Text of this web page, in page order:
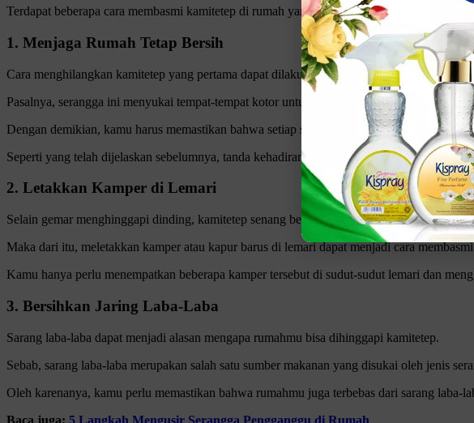
Terdapat beberapa cara membasmi kamitetep di rumah yang cukup sederhana dan bisa
1. Menjaga Rumah Tetap Bersih
Cara menghilangkan kamitetep yang pertama dapat dilakukan dengan menjaga rumah agar
Pasalnya, serangga ini menyukai tempat-tempat kotor untuk bersarang dan berkembang
Dengan demikian, kamu harus memastikan bahwa setiap sudut rumah terbebas dari debu
Seperti yang telah dijelaskan sebelumnya, tanda kehadiran kamitetep dapat kamu lihat di
2. Letakkan Kamper di Lemari
Selain gemar menghinggapi dinding, kamitetep senang bersembunyi pada tempat yang
Maka dari itu, meletakkan kamper atau kapur barus di lemari dapat menjadi cara
Kamu hanya perlu menempatkan beberapa kamper tersebut di sudut-sudut lemari dan
3. Bersihkan Jaring Laba-Laba
Sarang laba-laba dapat menjadi alasan mengapa rumahmu bisa dihinggapi kamitetep.
Sebab, sarang laba-laba merupakan salah satu sumber makanan yang disukai oleh jenis
Oleh karenanya, kamu perlu memastikan bahwa rumahmu juga terbebas dari sarang laba-
Baca juga: 5 Langkah Mengusir Serangga Pengganggu di Rumah